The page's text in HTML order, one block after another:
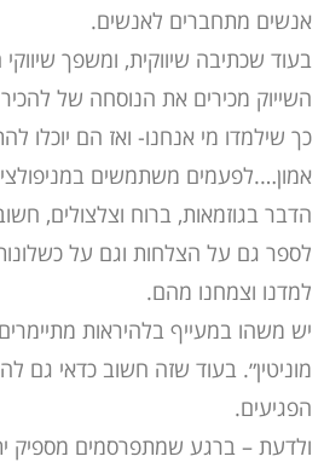
אנשים מתחברים לאנשים.
בעוד שכתיבה שיווקית, ומשפך
השייוק מכירים את הנוסחה של
כך שילמדו מי אנחנו- ואז הם יוכלו
אמון….לפעמים משתמשים
הדבר בגוזמאות, ברוח וצלצולים,
לספר גם על הצלחות וגם על
למדנו וצמחנו מהם.
יש משהו במעייף בלהיראות
מוניטין״. בעוד שזה חשוב כדאי גם
הפגיעים.
ולדעת – ברגע שמתפרסמים מספיק